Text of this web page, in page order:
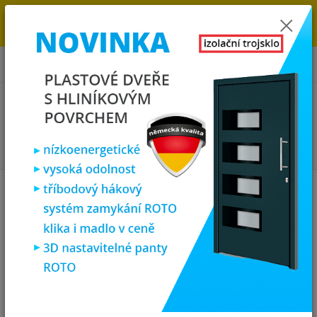
OBJEDNÁVKOU. MÁME 7 000 OKEN A DVEŘÍ SKLADEM U NÁS V
KLATOVECH.
0
0,00 Kč
Vchodové dveře plastové vchodové dveře
vchodové plastové dveře Madrid, 98x200, antracit/bílá
S0FT vchodové plastové dveře
Madrid, 98x200, antracit/bílá